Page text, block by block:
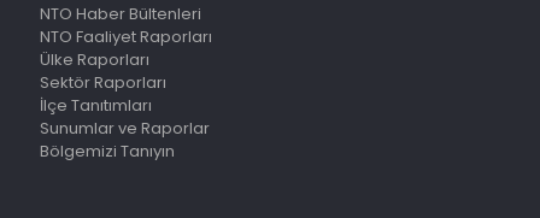
NTO Haber Bültenleri
NTO Faaliyet Raporları
Ülke Raporları
Sektör Raporları
İlçe Tanıtımları
Sunumlar ve Raporlar
Bölgemizi Tanıyın